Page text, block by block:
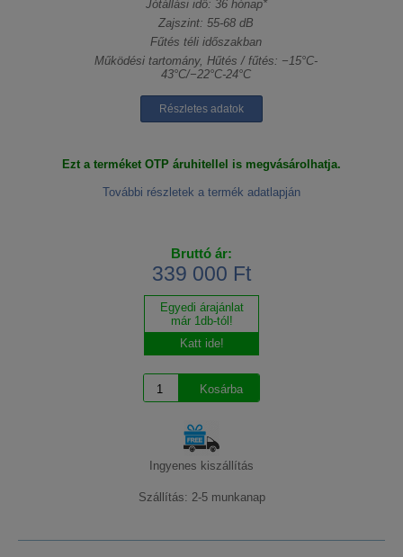
Jótállási idő: 36 hónap*
Zajszint: 55-68 dB
Fűtés téli időszakban
Működési tartomány, Hűtés / fűtés: −15°C-
43°C/−22°C-24°C
Részletes adatok
Ezt a terméket OTP áruhitellel is megvásárolhatja.
További részletek a termék adatlapján
Bruttó ár:
339 000 Ft
Egyedi árajánlat
már 1db-tól!
Katt ide!
Ingyenes kiszállítás
Szállítás: 2-5 munkanap